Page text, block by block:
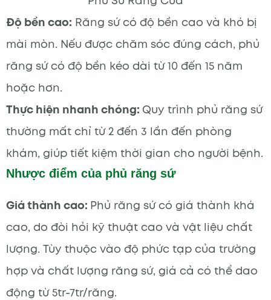
Độ bền cao: Răng sứ có độ bền cao và khó bị
mài mòn. Nếu được chăm sóc đúng cách, phủ
răng sứ có độ bền kéo dài từ 10 đến 15 năm
hoặc hơn.
Thực hiện nhanh chóng: Quy trình phủ răng sứ
thường mất chỉ từ 2 đến 3 lần đến phòng
khám, giúp tiết kiệm thời gian cho người bệnh.
Nhược điểm của phủ răng sứ
Giá thành cao: Phủ răng sứ có giá thành khá
cao, do đòi hỏi kỹ thuật cao và vật liệu chất
lượng. Tùy thuộc vào độ phức tạp của trường
hợp và chất lượng răng sứ, giá cả có thể dao
động từ 5tr-7tr/răng.